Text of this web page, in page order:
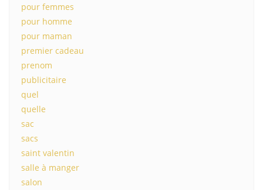
pour femmes
pour homme
pour maman
premier cadeau
prenom
publicitaire
quel
quelle
sac
sacs
saint valentin
salle à manger
salon